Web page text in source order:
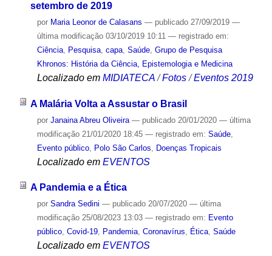
setembro de 2019
por Maria Leonor de Calasans — publicado27/09/2019 —
última modificação03/10/2019 10:11 — registrado em:
Ciência, Pesquisa, capa, Saúde, Grupo de Pesquisa
Khronos: História da Ciência, Epistemologia e Medicina
Localizado em MIDIATECA /Fotos /Eventos 2019
A Malária Volta a Assustar o Brasil
por Janaina Abreu Oliveira — publicado20/01/2020 — última
modificação21/01/2020 18:45 — registrado em: Saúde,
Evento público, Polo São Carlos Doenças Tropicais
Localizado em EVENTOS
A Pandemia e a Ética
por Sandra Sedini — publicado20/07/2020 — última
modificação25/08/2023 13:03 — registrado em: Evento
público, Covid-19, Pandemia, Coronavírus, Ética, Saúde
Localizado em EVENTOS